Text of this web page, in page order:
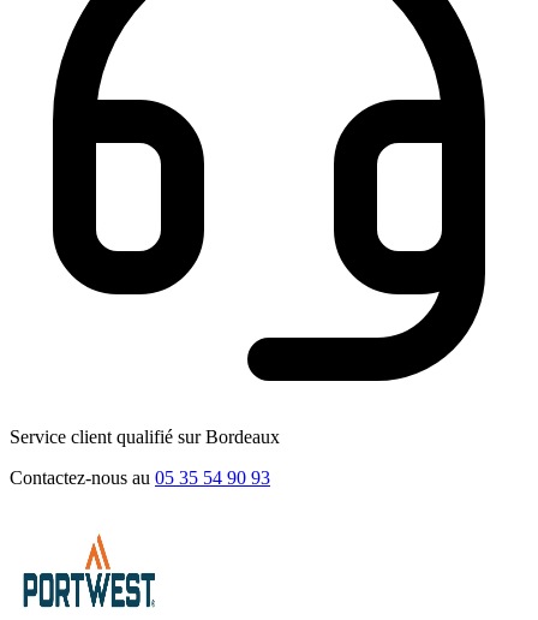
Service client qualifié sur Bordeaux
Contactez-nous au 05 35 54 90 93